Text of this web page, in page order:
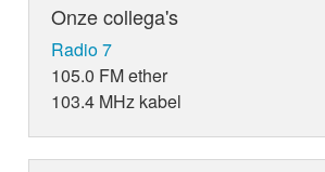
Onze collega's
Radio 7
105.0 FM ether
103.4 MHz kabel